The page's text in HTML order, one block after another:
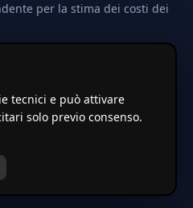
per la stima dei costi dei
tramite coefficienti
valori base nazionali. Non
progetto di vxd.mobi
tecnici e può attivare
solo previo consenso.